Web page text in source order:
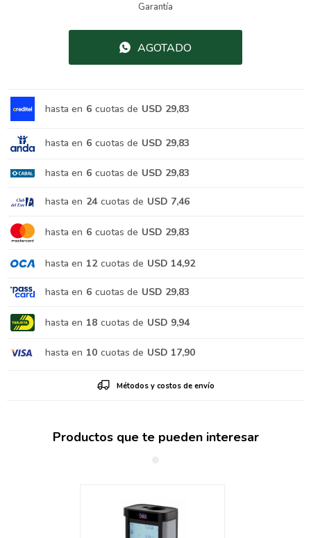
Garantía
AGOTADO
hasta en 6 cuotas de USD 29,83
hasta en 6 cuotas de USD 29,83
hasta en 6 cuotas de USD 29,83
hasta en 24 cuotas de USD 7,46
hasta en 6 cuotas de USD 29,83
hasta en 12 cuotas de USD 14,92
hasta en 6 cuotas de USD 29,83
hasta en 18 cuotas de USD 9,94
hasta en 10 cuotas de USD 17,90
Métodos y costos de envío
Productos que te pueden interesar